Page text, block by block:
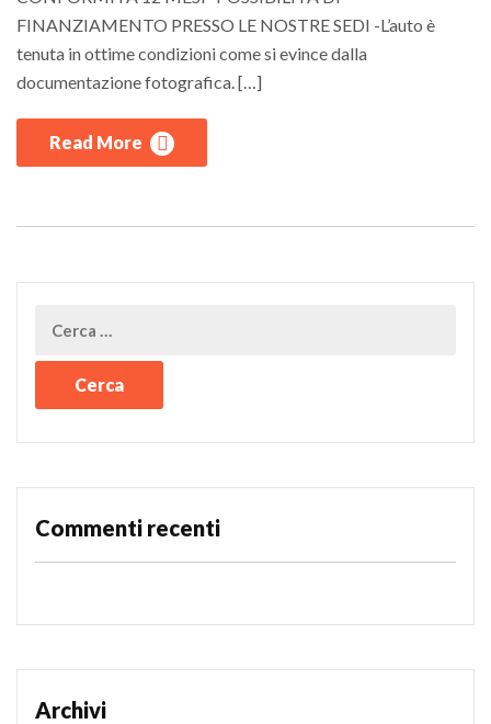
FINANZIAMENTO PRESSO LE NOSTRE SEDI -L’auto è
tenuta in ottime condizioni come si evince dalla
documentazione fotografica. […]
Read More
Commenti recenti
Archivi